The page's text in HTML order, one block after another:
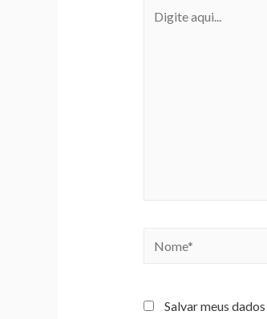
Salvar meus